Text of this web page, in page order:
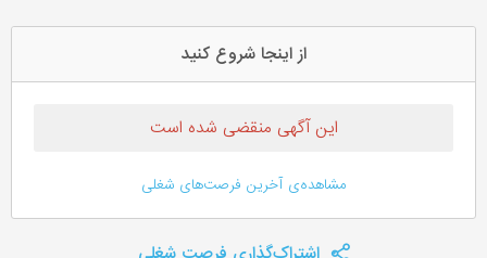
از اینجا شروع کنید
این آگهی منقضی شده است
مشاهده‌ی آخرین فرصت‌های شغلی